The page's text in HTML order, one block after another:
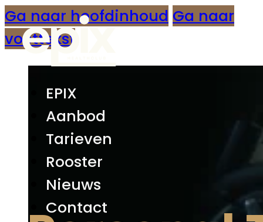
Ga naar hoofdinhoud Ga naar
voettekst
EPIX
Aanbod
Tarieven
Rooster
Nieuws
Contact